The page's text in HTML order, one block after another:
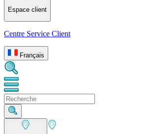
Espace client
Centre Service Client
Français